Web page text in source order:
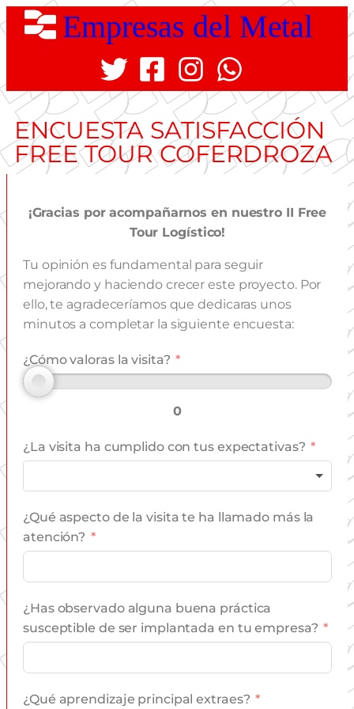
Empresas del Metal
ENCUESTA SATISFACCIÓN
FREE TOUR COFERDROZA
¡Gracias por acompañarnos en nuestro II Free
Tour Logístico!
Tu opinión es fundamental para seguir
mejorando y haciendo crecer este proyecto. Por
ello, te agradeceríamos que dedicaras unos
minutos a completar la siguiente encuesta:
¿Cómo valoras la visita?
0
¿La visita ha cumplido con tus expectativas?
¿Qué aspecto de la visita te ha llamado más la
atención?
¿Has observado alguna buena práctica
susceptible de ser implantada en tu empresa?
¿Qué aprendizaje principal extraes?